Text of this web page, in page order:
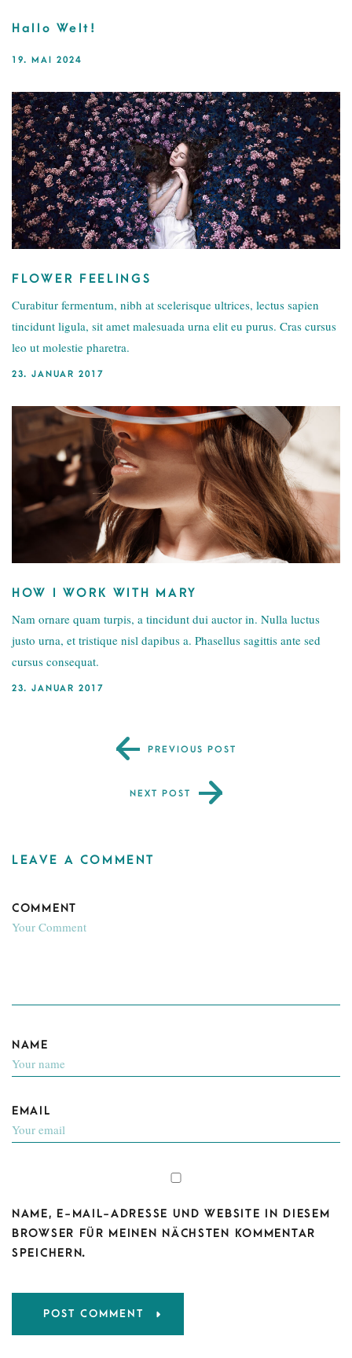
Hallo Welt!
19. MAI 2024
FLOWER FEELINGS
Curabitur fermentum, nibh at scelerisque ultrices, lectus sapien
tincidunt ligula, sit amet malesuada urna elit eu purus. Cras cursus
leo ut molestie pharetra.
23. JANUAR 2017
HOW I WORK WITH MARY
Nam ornare quam turpis, a tincidunt dui auctor in. Nulla luctus
justo urna, et tristique nisl dapibus a. Phasellus sagittis ante sed
cursus consequat.
23. JANUAR 2017
PREVIOUS POST
NEXT POST
LEAVE A COMMENT
COMMENT
NAME
EMAIL
NAME, E-MAIL-ADRESSE UND WEBSITE IN DIESEM
BROWSER FÜR MEINEN NÄCHSTEN KOMMENTAR
SPEICHERN.